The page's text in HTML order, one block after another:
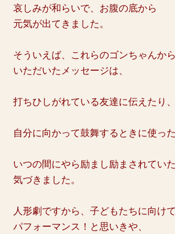
哀しみが和らいで、お腹の底から
元気が出てきました。
そういえば、これらのゴンちゃんから
いただいたメッセージは、
打ちひしがれている友達に伝えたり、
自分に向かって鼓舞するときに使った
いつの間にやら励まし励まされてい
気づきました。
人形劇ですから、子どもたちに向け
パフォーマンス！と思いきや、